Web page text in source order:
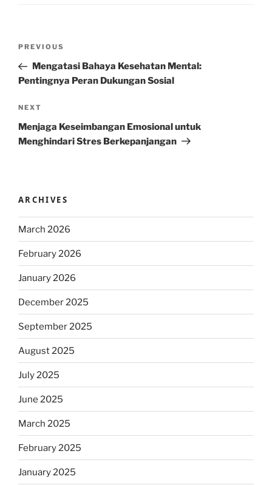
Previous
Post
PREVIOUS
Mengatasi Bahaya Kesehatan Mental:
Pentingnya Peran Dukungan Sosial
Next
Post
NEXT
Menjaga Keseimbangan Emosional untuk
Menghindari Stres Berkepanjangan
ARCHIVES
March 2026
February 2026
January 2026
December 2025
September 2025
August 2025
July 2025
June 2025
March 2025
February 2025
January 2025